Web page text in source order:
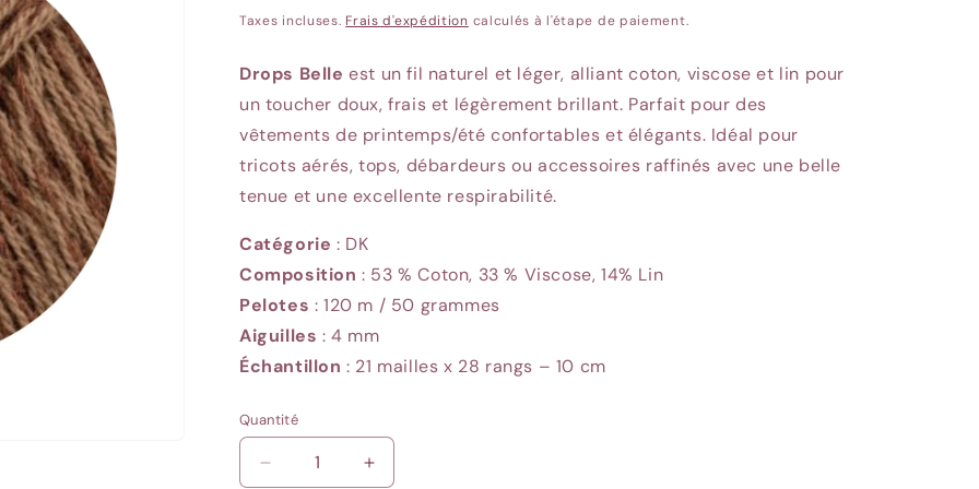
habituel
Taxes incluses. Frais d'expédition calculés à l'étape de paiement.
Drops Belle est un fil naturel et léger, alliant coton, viscose et lin pour
un toucher doux, frais et légèrement brillant. Parfait pour des
vêtements de printemps/été confortables et élégants. Idéal pour
tricots aérés, tops, débardeurs ou accessoires raffinés avec une belle
tenue et une excellente respirabilité.
Catégorie : DK
Composition : 53 % Coton, 33 % Viscose, 14% Lin
Pelotes : 120 m / 50 grammes
Aiguilles : 4 mm
Échantillon : 21 mailles x 28 rangs – 10 cm
Quantité
Quantité
Réduire
Augmenter